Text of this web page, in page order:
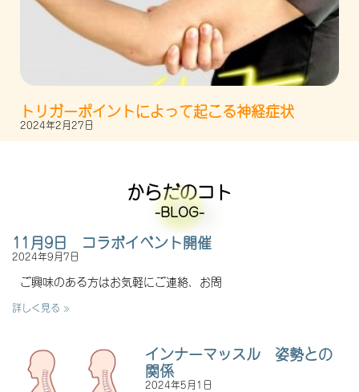
トリガーポイントによって起こる神経症状
2024年2月27日
からだのコト
-BLOG-
11月9日 コラボイベント開催
2024年9月7日
ご興味のある方はお気軽にご連絡、お問
詳しく見る »
インナーマッスル 姿勢との
関係
2024年5月1日